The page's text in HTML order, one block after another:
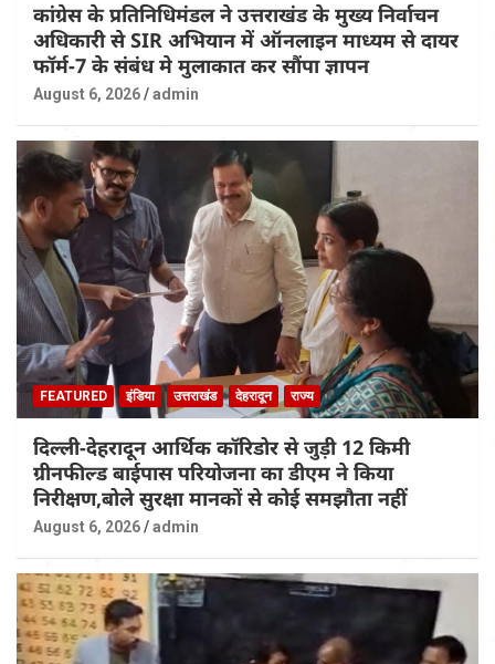
कांग्रेस के प्रतिनिधिमंडल ने उत्तराखंड के मुख्य निर्वाचन
अधिकारी से SIR अभियान में ऑनलाइन माध्यम से दायर
फॉर्म-7 के संबंध मे मुलाकात कर सौंपा ज्ञापन
August 6, 2026 admin
FEATURED इंडिया उत्तराखंड देहरादून राज्य
दिल्ली-देहरादून आर्थिक कॉरिडोर से जुड़ी 12 किमी
ग्रीनफील्ड बाईपास परियोजना का डीएम ने किया
निरीक्षण,बोले सुरक्षा मानकों से कोई समझौता नहीं
August 6, 2026 admin